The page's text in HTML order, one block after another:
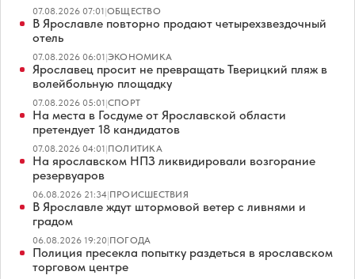
07.08.2026 07:01|ОБЩЕСТВО
В Ярославле повторно продают четырехзвездочный
отель
07.08.2026 06:01|ЭКОНОМИКА
Ярославец просит не превращать Тверицкий пляж в
волейбольную площадку
07.08.2026 05:01|СПОРТ
На места в Госдуме от Ярославской области
претендует 18 кандидатов
07.08.2026 04:01|ПОЛИТИКА
На ярославском НПЗ ликвидировали возгорание
резервуаров
06.08.2026 21:34|ПРОИСШЕСТВИЯ
В Ярославле ждут штормовой ветер с ливнями и
градом
06.08.2026 19:20|ПОГОДА
Полиция пресекла попытку раздеться в ярославском
торговом центре